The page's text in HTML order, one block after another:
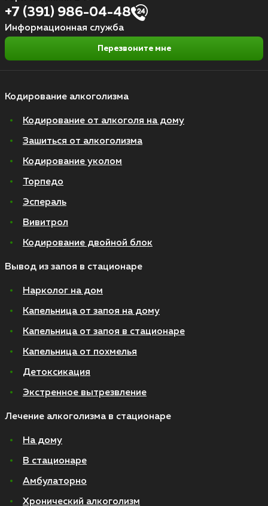
Кодирование алкоголизма
Кодирование от алкоголя на дому
Зашиться от алкоголизма
Кодирование уколом
Торпедо
Эспераль
Вивитрол
Кодирование двойной блок
Вывод из запоя в стационаре
Нарколог на дом
Капельница от запоя на дому
Капельница от запоя в стационаре
Капельница от похмелья
Детоксикация
Экстренное вытрезвление
Лечение алкоголизма в стационаре
На дому
В стационаре
Амбулаторно
Хронический алкоголизм
+7 (391) 986-04-48
Информационная служба
Перезвоните мне